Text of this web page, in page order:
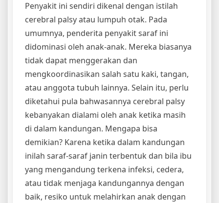
Penyakit ini sendiri dikenal dengan istilah
cerebral palsy atau lumpuh otak. Pada
umumnya, penderita penyakit saraf ini
didominasi oleh anak-anak. Mereka biasanya
tidak dapat menggerakan dan
mengkoordinasikan salah satu kaki, tangan,
atau anggota tubuh lainnya. Selain itu, perlu
diketahui pula bahwasannya cerebral palsy
kebanyakan dialami oleh anak ketika masih
di dalam kandungan. Mengapa bisa
demikian? Karena ketika dalam kandungan
inilah saraf-saraf janin terbentuk dan bila ibu
yang mengandung terkena infeksi, cedera,
atau tidak menjaga kandungannya dengan
baik, resiko untuk melahirkan anak dengan